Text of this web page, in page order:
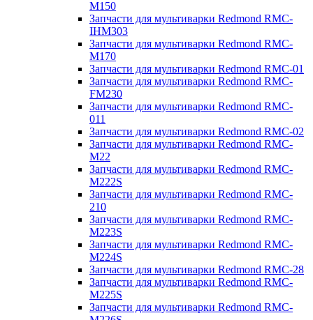
M150
Запчасти для мультиварки Redmond RMC-
IHM303
Запчасти для мультиварки Redmond RMC-
M170
Запчасти для мультиварки Redmond RMC-01
Запчасти для мультиварки Redmond RMC-
FM230
Запчасти для мультиварки Redmond RMC-
011
Запчасти для мультиварки Redmond RMC-02
Запчасти для мультиварки Redmond RMC-
M22
Запчасти для мультиварки Redmond RMC-
M222S
Запчасти для мультиварки Redmond RMC-
210
Запчасти для мультиварки Redmond RMC-
M223S
Запчасти для мультиварки Redmond RMC-
M224S
Запчасти для мультиварки Redmond RMC-28
Запчасти для мультиварки Redmond RMC-
M225S
Запчасти для мультиварки Redmond RMC-